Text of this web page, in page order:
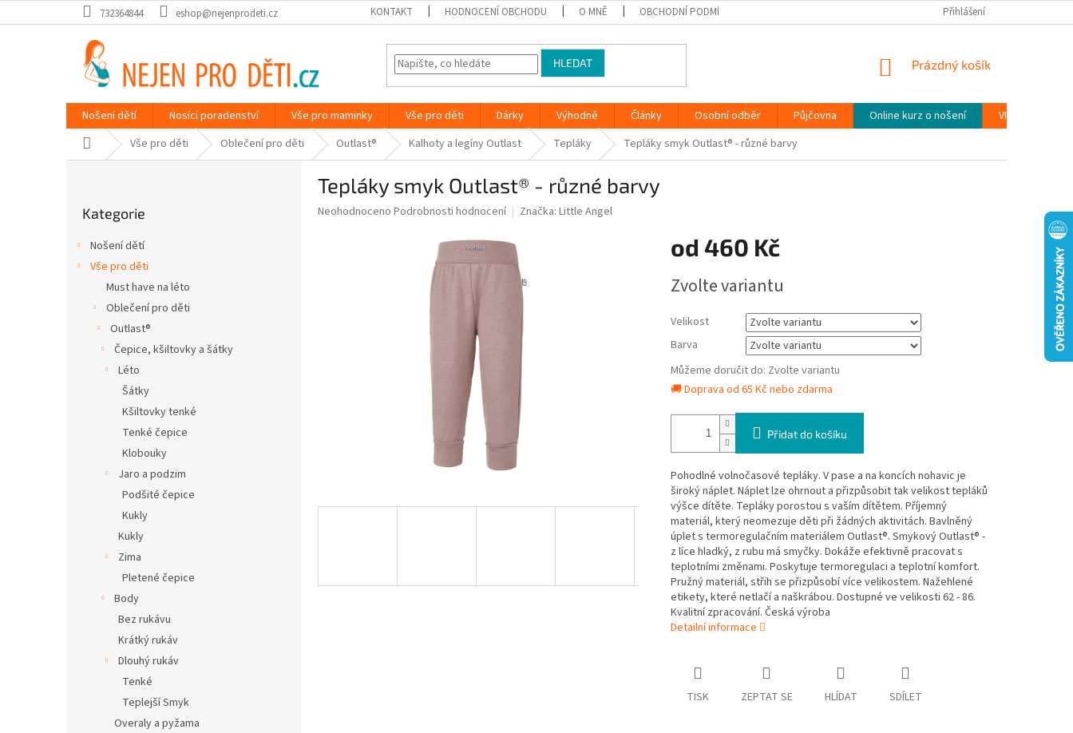
na
732364844 eshop@nejenprodeti.cz KONTAKT HODNOCENÍ OBCHODU O MNĚ OBCHODNÍ PODMÍNKY PODMÍNKY OCHRANY OSOBNÍCH ÚDAJŮ (GDPR)
Přihlášení
HLEDAT
NÁKUPNÍ
Prázdný košík
Nošení dětí Nosící poradenství Vše pro maminky Vše pro děti Dárky Výhodně Články Osobní odběr Půjčovna Online kurz o nošení
VIDEONÁVODY
Domů Vše pro děti Oblečení pro děti Outlast® Kalhoty a legíny Outlast Tepláky Tepláky smyk Outlast® - různé barvy
kategorie
Kategorie
Nošení dětí
Vše pro děti
Must have na léto
Oblečení pro děti
Outlast®
Čepice, kšiltovky a šátky
Léto
Šátky
Kšiltovky tenké
Tenké čepice
Klobouky
Jaro a podzim
Podšité čepice
Kukly
Kukly
Zima
Pletené čepice
Body
Bez rukávu
Krátký rukáv
Dlouhý rukáv
Tenké
Teplejší Smyk
Overaly a pyžama
Tepláky smyk Outlast® - různé barvy
Průměrné
Neohodnoceno Podrobnosti hodnocení Značka: Little Angel
od 460 Kč
cena:
Zvolte variantu
Velikost
Barva
Můžeme doručit do: Zvolte variantu
🚚 Doprava od 65 Kč nebo zdarma
Přidat do košíku
Pohodlné volnočasové tepláky. V pase a na koncích nohavic je
široký náplet. Náplet lze ohrnout a přizpůsobit tak velikost tepláků
výšce dítěte. Tepláky porostou s vaším dítětem. Příjemný
materiál, který neomezuje děti při žádných aktivitách. Bavlněný
úplet s termoregulačním materiálem Outlast®. Smykový Outlast® -
z líce hladký, z rubu má smyčky. Dokáže efektivně pracovat s
teplotními změnami. Poskytuje termoregulaci a teplotní komfort.
Pružný materiál, střih se přizpůsobí více velikostem. Nažehlené
etikety, které netlačí a naškrábou. Dostupné ve velikosti 62 - 86.
Kvalitní zpracování. Česká výroba
Detailní informace
TISK ZEPTAT SE HLÍDAT SDÍLET